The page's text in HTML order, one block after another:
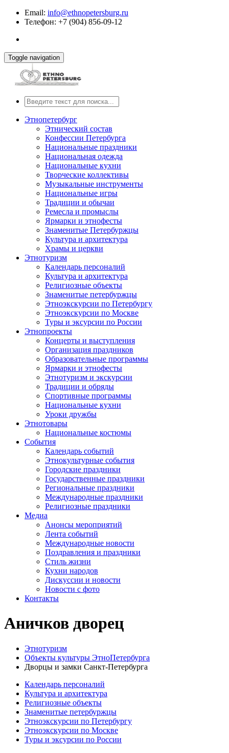
Email: info@ethnopetersburg.ru
Телефон: +7 (904) 856-09-12
Toggle navigation
Этнопетербург
Этнический состав
Конфессии Петербурга
Национальные праздники
Национальная одежда
Национальные кухни
Творческие коллективы
Музыкальные инструменты
Национальные игры
Традиции и обычаи
Ремесла и промыслы
Ярмарки и этнофесты
Знаменитые Петербуржцы
Культура и архитектура
Храмы и церкви
Этнотуризм
Календарь персоналий
Культура и архитектура
Религиозные объекты
Знаменитые петербуржцы
Этноэкскурсии по Петербургу
Этноэкскурсии по Москве
Туры и эксурсии по России
Этнопроекты
Концерты и выступления
Организация праздников
Образовательные программы
Ярмарки и этнофесты
Этнотуризм и экскурсии
Традиции и обряды
Спортивные программы
Национальные кухни
Уроки дружбы
Этнотовары
Национальные костюмы
События
Календарь событий
Этнокультурные события
Городские праздники
Государственные праздники
Региональные праздники
Международные праздники
Религиозные праздники
Медиа
Анонсы мероприятий
Лента событий
Международные новости
Поздравления и праздники
Cтиль жизни
Кухни народов
Дискуссии и новости
Новости с фото
Контакты
Аничков дворец
Этнотуризм
Объекты культуры ЭтноПетербурга
Дворцы и замки Санкт-Петербурга
Календарь персоналий
Культура и архитектура
Религиозные объекты
Знаменитые петербуржцы
Этноэкскурсии по Петербургу
Этноэкскурсии по Москве
Туры и эксурсии по России